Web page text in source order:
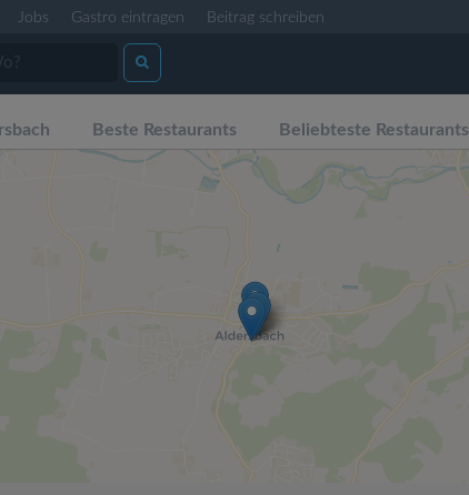
Jobs Gastro eintragen Beitrag schreiben
Beste Restaurants Beliebteste Restaurants